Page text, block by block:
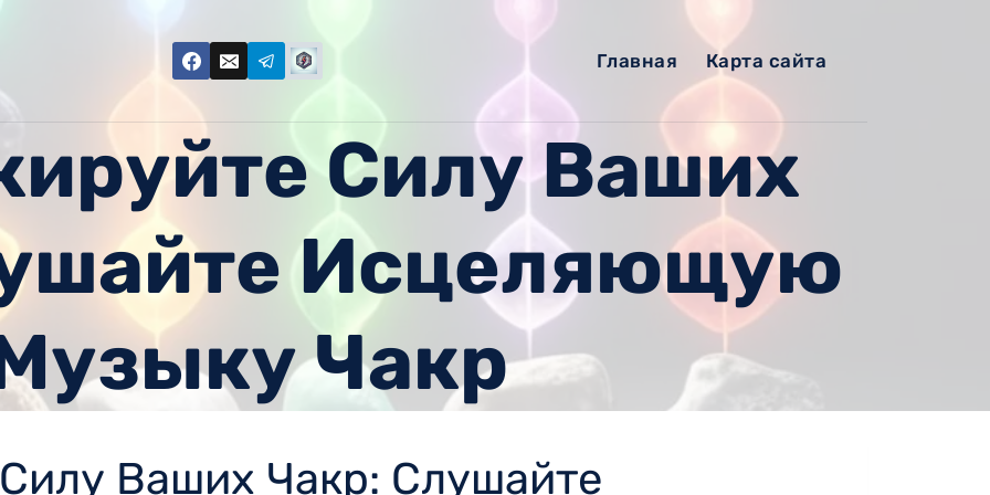
Главная Карта сайта
Силу Ваших
Исцеляющую
Чакр
Ваших Чакр: Слушайте